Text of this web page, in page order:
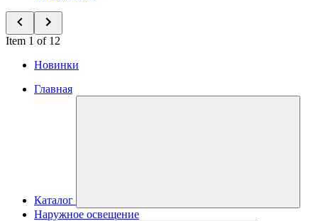
Item 1 of 12
Новинки
Главная
Каталог
Наружное освещение